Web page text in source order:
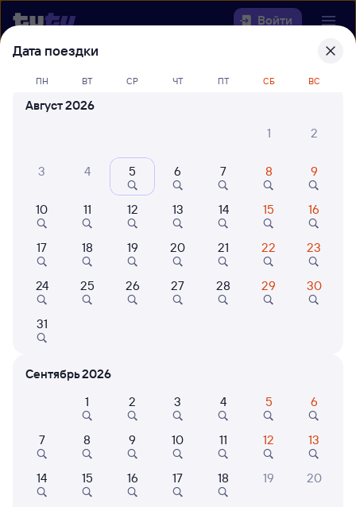
Войти
Выберите день, чтобы найтиж/д
билеты Верховье — Осиповичи-1
42 млн путешествуют с
Когда
Кто едет
Расписание поездов Верховье — Осиповичи-1
Дата поездки
ПН ВТ СР ЧТ ПТ СБ ВС
Август 2026
1
2
3 4 5 6 7 8 9
10 11 12 13 14 15 16
17 18 19 20 21 22 23
24 25 26 27 28 29 30
31
Сентябрь 2026
1
2 3 4 5 6
7 8 9 10 11 12 13
14 15 16 17 18 19 20